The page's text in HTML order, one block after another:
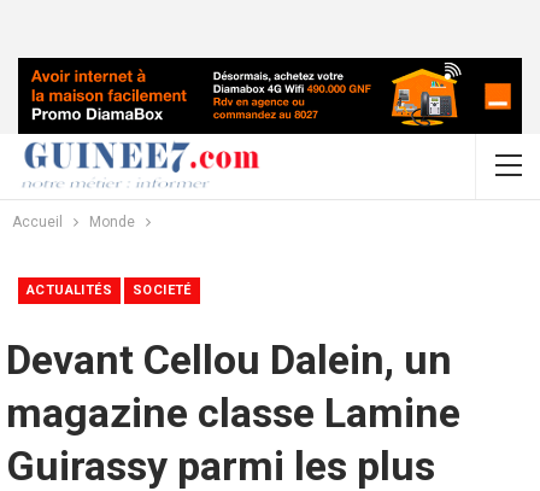
Accueil Monde
ACTUALITÉS SOCIETÉ
Devant Cellou Dalein, un
magazine classe Lamine
Guirassy parmi les plus